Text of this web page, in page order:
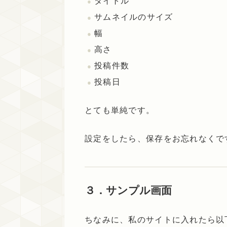
サムネイルのサイズ
幅
高さ
投稿件数
投稿日
とても単純です。
設定をしたら、保存をお忘れなくで
３．サンプル画面
ちなみに、私のサイトに入れたら以